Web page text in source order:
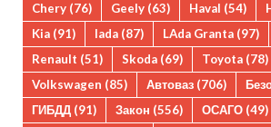
Chery (76) Geely (63) Haval (54)
Kia (91) lada (87) LAda Granta (97)
Renault (51) Skoda (69) Toyota (78)
Volkswagen (85) Автоваз (706)
ГИБДД (91) Закон (556) ОСАГО (49)